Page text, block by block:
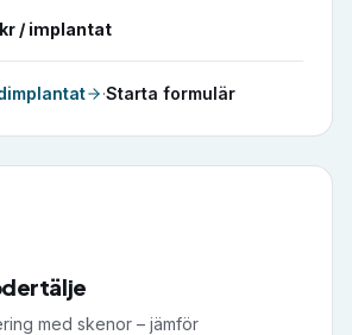
/ implantat
·Starta formulär
med skenor – jämför